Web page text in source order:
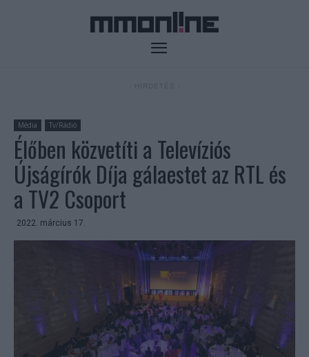
Média Tv/Rádió
Élőben közvetíti a Televíziós
Újságírók Díja gálaestet az RTL és
a TV2 Csoport
2022. március 17.